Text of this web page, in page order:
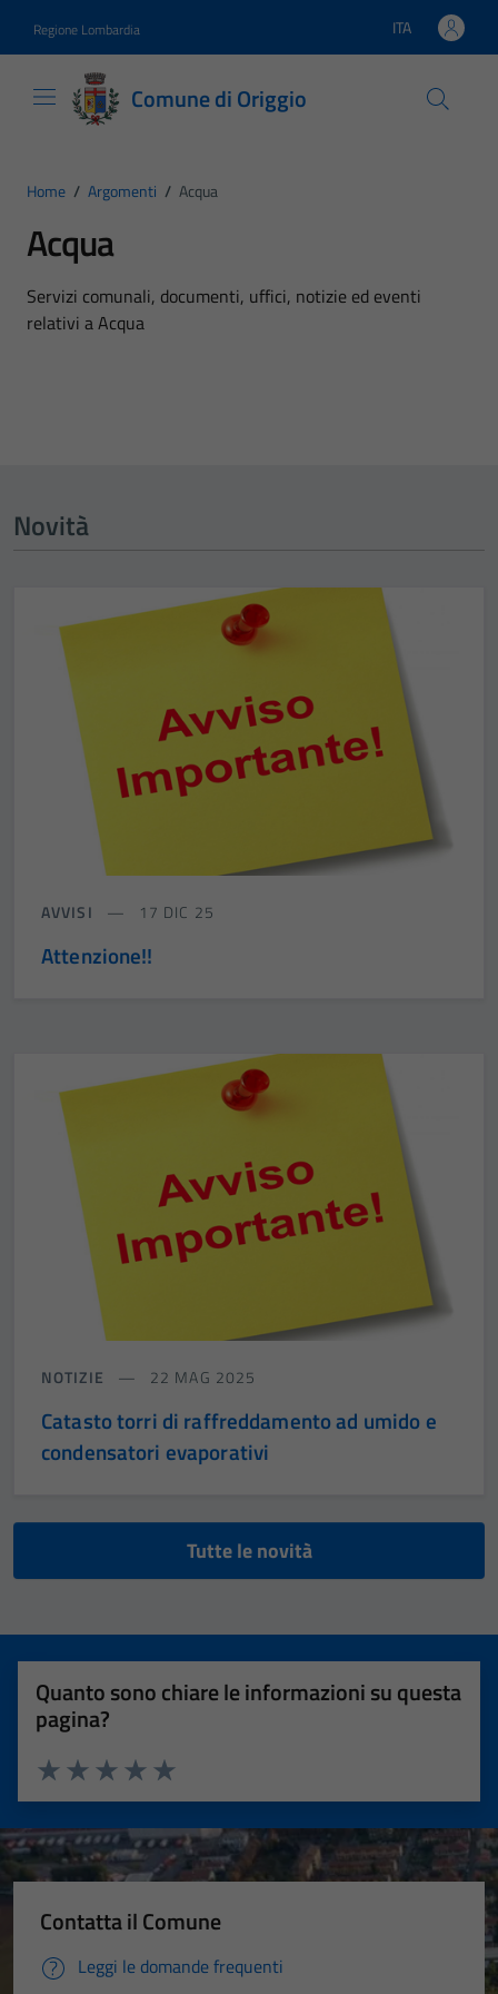
Regione Lombardia Lingua attiva:
ITA
Comune di Origgio
Home / Argomenti / Acqua
Acqua
Dettagli dell'argomento
Servizi comunali, documenti, uffici, notizie ed eventi
relativi a Acqua
Novità
AVVISI 17 DIC 25
Attenzione!!
NOTIZIE 22 MAG 2025
Catasto torri di raffreddamento ad umido e
condensatori evaporativi
Tutte le novità
Quanto sono chiare le informazioni su questa
pagina?
Valuta 5 stelle su 5
Valuta 4 stelle su 5
Valuta 3 stelle su 5
Valuta 2 stelle su 5
Valuta 1 stelle su 5
Contatta il Comune
Leggi le domande frequenti